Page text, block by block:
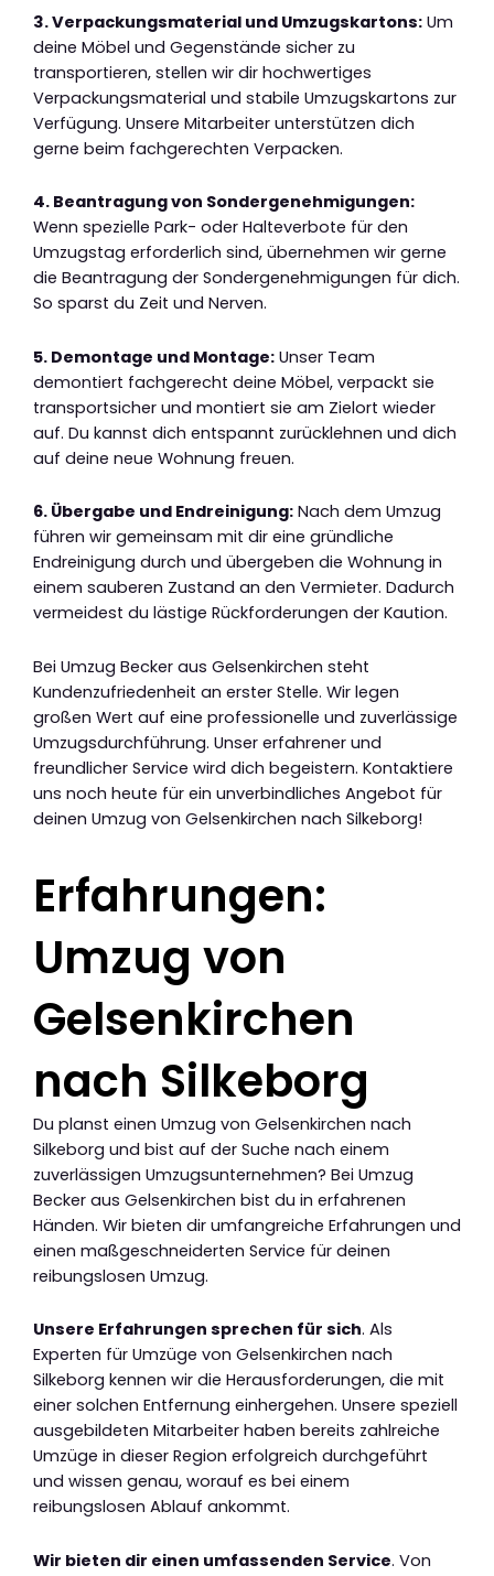
3. Verpackungsmaterial und Umzugskartons: Um
deine Möbel und Gegenstände sicher zu
transportieren, stellen wir dir hochwertiges
Verpackungsmaterial und stabile Umzugskartons zur
Verfügung. Unsere Mitarbeiter unterstützen dich
gerne beim fachgerechten Verpacken.
4. Beantragung von Sondergenehmigungen:
Wenn spezielle Park- oder Halteverbote für den
Umzugstag erforderlich sind, übernehmen wir gerne
die Beantragung der Sondergenehmigungen für dich.
So sparst du Zeit und Nerven.
5. Demontage und Montage: Unser Team
demontiert fachgerecht deine Möbel, verpackt sie
transportsicher und montiert sie am Zielort wieder
auf. Du kannst dich entspannt zurücklehnen und dich
auf deine neue Wohnung freuen.
6. Übergabe und Endreinigung: Nach dem Umzug
führen wir gemeinsam mit dir eine gründliche
Endreinigung durch und übergeben die Wohnung in
einem sauberen Zustand an den Vermieter. Dadurch
vermeidest du lästige Rückforderungen der Kaution.
Bei Umzug Becker aus Gelsenkirchen steht
Kundenzufriedenheit an erster Stelle. Wir legen
großen Wert auf eine professionelle und zuverlässige
Umzugsdurchführung. Unser erfahrener und
freundlicher Service wird dich begeistern. Kontaktiere
uns noch heute für ein unverbindliches Angebot für
deinen Umzug von Gelsenkirchen nach Silkeborg!
Erfahrungen:
Umzug von
Gelsenkirchen
nach Silkeborg
Du planst einen Umzug von Gelsenkirchen nach
Silkeborg und bist auf der Suche nach einem
zuverlässigen Umzugsunternehmen? Bei Umzug
Becker aus Gelsenkirchen bist du in erfahrenen
Händen. Wir bieten dir umfangreiche Erfahrungen und
einen maßgeschneiderten Service für deinen
reibungslosen Umzug.
Unsere Erfahrungen sprechen für sich. Als
Experten für Umzüge von Gelsenkirchen nach
Silkeborg kennen wir die Herausforderungen, die mit
einer solchen Entfernung einhergehen. Unsere speziell
ausgebildeten Mitarbeiter haben bereits zahlreiche
Umzüge in dieser Region erfolgreich durchgeführt
und wissen genau, worauf es bei einem
reibungslosen Ablauf ankommt.
Wir bieten dir einen umfassenden Service. Von